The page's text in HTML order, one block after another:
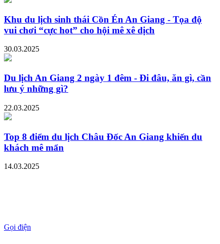
Khu du lịch sinh thái Cồn Én An Giang - Tọa độ
vui chơi “cực hot” cho hội mê xê dịch
30.03.2025
Du lịch An Giang 2 ngày 1 đêm - Đi đâu, ăn gì, cần
lưu ý những gì?
22.03.2025
Top 8 điểm du lịch Châu Đốc An Giang khiến du
khách mê mẩn
14.03.2025
Gọi điện